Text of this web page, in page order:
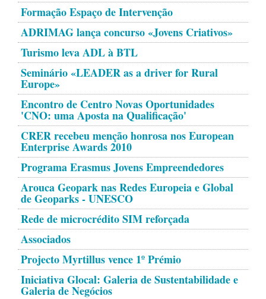
Formação Espaço de Intervenção
ADRIMAG lança concurso «Jovens Criativos»
Turismo leva ADL à BTL
Seminário «LEADER as a driver for Rural
Europe»
Encontro de Centro Novas Oportunidades
'CNO: uma Aposta na Qualificação'
CRER recebeu menção honrosa nos European
Enterprise Awards 2010
Programa Erasmus Jovens Empreendedores
Arouca Geopark nas Redes Europeia e Global
de Geoparks - UNESCO
Rede de microcrédito SIM reforçada
Associados
Projecto Myrtillus vence 1º Prémio
Iniciativa Glocal: Galeria de Sustentabilidade e
Galeria de Negócios